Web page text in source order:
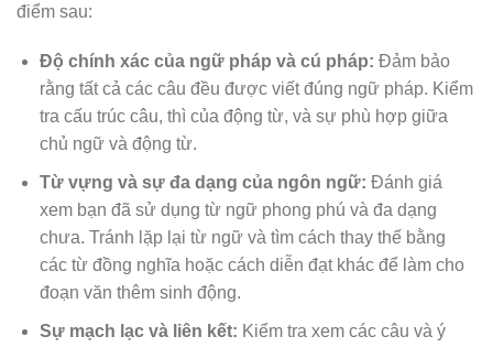
điểm sau:
Độ chính xác của ngữ pháp và cú pháp: Đảm bảo
rằng tất cả các câu đều được viết đúng ngữ pháp. Kiểm
tra cấu trúc câu, thì của động từ, và sự phù hợp giữa
chủ ngữ và động từ.
Từ vựng và sự đa dạng của ngôn ngữ: Đánh giá
xem bạn đã sử dụng từ ngữ phong phú và đa dạng
chưa. Tránh lặp lại từ ngữ và tìm cách thay thế bằng
các từ đồng nghĩa hoặc cách diễn đạt khác để làm cho
đoạn văn thêm sinh động.
Sự mạch lạc và liên kết: Kiểm tra xem các câu và ý